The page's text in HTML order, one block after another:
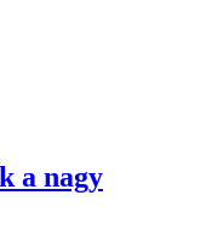
a nagy